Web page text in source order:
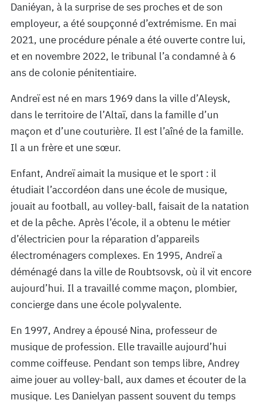
Daniéyan, à la surprise de ses proches et de son
employeur, a été soupçonné d’extrémisme. En mai
2021, une procédure pénale a été ouverte contre lui,
et en novembre 2022, le tribunal l’a condamné à 6
ans de colonie pénitentiaire.
Andreï est né en mars 1969 dans la ville d’Aleysk,
dans le territoire de l’Altaï, dans la famille d’un
maçon et d’une couturière. Il est l’aîné de la famille.
Il a un frère et une sœur.
Enfant, Andreï aimait la musique et le sport : il
étudiait l’accordéon dans une école de musique,
jouait au football, au volley-ball, faisait de la natation
et de la pêche. Après l’école, il a obtenu le métier
d’électricien pour la réparation d’appareils
électroménagers complexes. En 1995, Andreï a
déménagé dans la ville de Roubtsovsk, où il vit encore
aujourd’hui. Il a travaillé comme maçon, plombier,
concierge dans une école polyvalente.
En 1997, Andrey a épousé Nina, professeur de
musique de profession. Elle travaille aujourd’hui
comme coiffeuse. Pendant son temps libre, Andrey
aime jouer au volley-ball, aux dames et écouter de la
musique. Les Danielyan passent souvent du temps